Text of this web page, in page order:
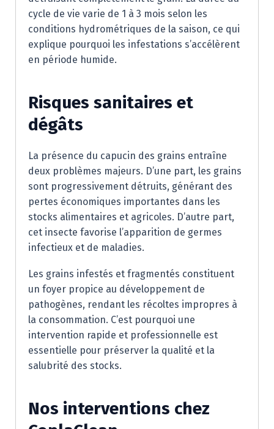
cycle de vie varie de 1 à 3 mois selon les
conditions hydrométriques de la saison, ce qui
explique pourquoi les infestations s’accélèrent
en période humide.
Risques sanitaires et
dégâts
La présence du capucin des grains entraîne
deux problèmes majeurs. D’une part, les grains
sont progressivement détruits, générant des
pertes économiques importantes dans les
stocks alimentaires et agricoles. D’autre part,
cet insecte favorise l’apparition de germes
infectieux et de maladies.
Les grains infestés et fragmentés constituent
un foyer propice au développement de
pathogènes, rendant les récoltes impropres à
la consommation. C’est pourquoi une
intervention rapide et professionnelle est
essentielle pour préserver la qualité et la
salubrité des stocks.
Nos interventions chez